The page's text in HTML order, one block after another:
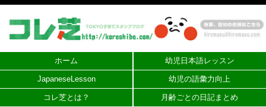
ホーム 幼児日本語レッスン
JapaneseLesson 幼児の語彙力向上
コレ芝とは？ 月齢ごとの日記まとめ